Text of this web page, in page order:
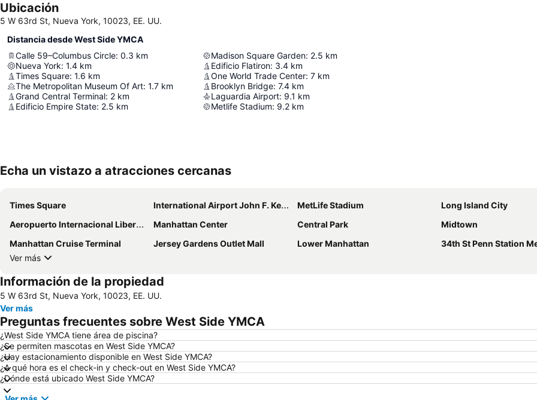
Ubicación
5 W 63rd St, Nueva York, 10023, EE. UU.
Distancia desde West Side YMCA
Calle 59–Columbus Circle: 0.3 km
Nueva York: 1.4 km
Times Square: 1.6 km
The Metropolitan Museum Of Art: 1.7 km
Grand Central Terminal: 2 km
Edificio Empire State: 2.5 km
Madison Square Garden: 2.5 km
Edificio Flatiron: 3.4 km
One World Trade Center: 7 km
Brooklyn Bridge: 7.4 km
Laguardia Airport: 9.1 km
Metlife Stadium: 9.2 km
Echa un vistazo a atracciones cercanas
Times Square International Airport John F. Kennedy MetLife Stadium
Long Island City
Aeropuerto Internacional Libertad de Newark
Manhattan Center Central Park
Midtown
Manhattan Cruise Terminal
Jersey Gardens Outlet Mall Lower Manhattan
34th St Penn Station
Ver más
Información de la propiedad
5 W 63rd St, Nueva York, 10023, EE. UU.
Ver más
Preguntas frecuentes sobre West Side YMCA
¿West Side YMCA tiene área de piscina?
¿Se permiten mascotas en West Side YMCA?
¿Hay estacionamiento disponible en West Side YMCA?
¿A qué hora es el check-in y check-out en West Side YMCA?
¿Dónde está ubicado West Side YMCA?